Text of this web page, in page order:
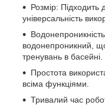
Розмір: Підходить
універсальність
водонепроникний,
тренувань в басейні.
Простота
всіма функціями.
Тривалий час